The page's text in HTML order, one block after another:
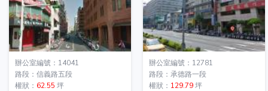
辦公室編號：14041
路段：信義路五段
權狀： 62.55 坪
辦公室編號：12781
路段：承德路一段
權狀： 129.79坪